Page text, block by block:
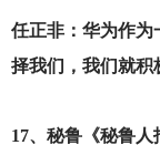
任正非：华为作为
择我们，我们就积
17、秘鲁《秘鲁人